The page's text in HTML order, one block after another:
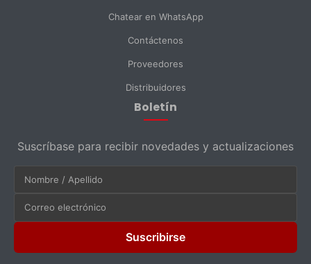
Chatear en WhatsApp
Contáctenos
Proveedores
Distribuidores
Boletín
Suscríbase para recibir novedades y actualizaciones
Suscribirse